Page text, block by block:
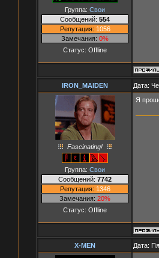
Группа: Свои
Сообщений: 554
Репутация: 1056
Замечания: 0%
Статус: Offline
IRON_MAIDEN Дата:
Fascinating!
Группа: Свои
Сообщений: 7742
Репутация: 1346
Замечания: 20%
Статус: Offline
Я
X-MEN Дата: